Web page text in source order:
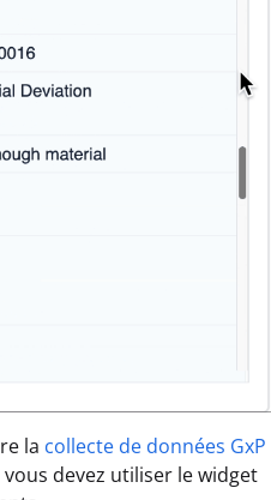
la collecte de données GxP
devez utiliser le widget